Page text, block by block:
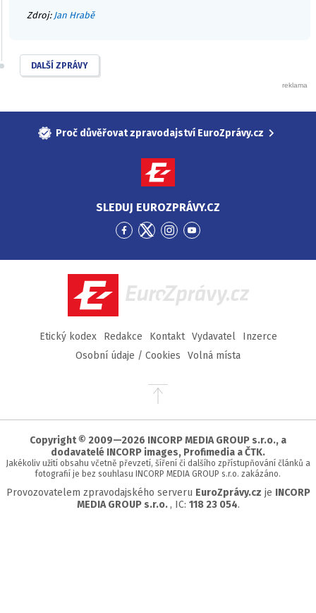
Zdroj: Jan Hrabě
DALŠÍ ZPRÁVY
Proč důvěřovat zpravodajství EuroZprávy.cz
SLEDUJ EUROZPRÁVY.CZ
Přejít
Facebook
Přejít
Twitter
Přejít
Instagram
Přejít
YouTube
EuroZprávy.cz
Etický kodex Redakce Kontakt Vydavatel
Inzerce
Osobní údaje / Cookies
Volná místa
Přejít
stránky
Copyright © 2009—2026 INCORP MEDIA GROUP s.r.o., a
dodavatelé INCORP images, Profimedia a ČTK.
Jakékoliv užití obsahu včetně převzetí, šíření či dalšího zpřístupňování článků a
fotografií je bez souhlasu INCORP MEDIA GROUP s.r.o. zakázáno.
Provozovatelem zpravodajského serveru EuroZprávy.cz je INCORP
MEDIA GROUP s.r.o. , IC: 118 23 054.